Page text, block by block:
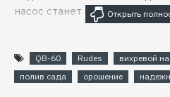
насос станет отличным
продавец с многолетним
оборудования.
Полные
QB-60 Rudes вихревой
полив сада
орошение